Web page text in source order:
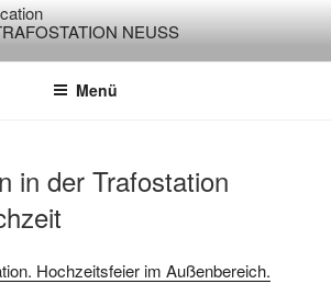
NEUSS
Dein Feierabend- Biergarten und
Hochzeitsfeiern, Geburtstage, Firmen- oder
Weihnachtsfeiern.
Menü
in der Trafostation